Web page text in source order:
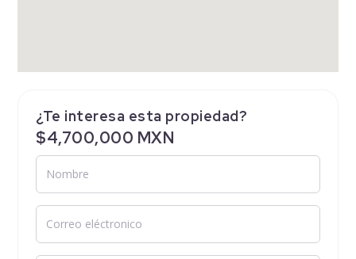
¿Te interesa esta propiedad?
$4,700,000 MXN